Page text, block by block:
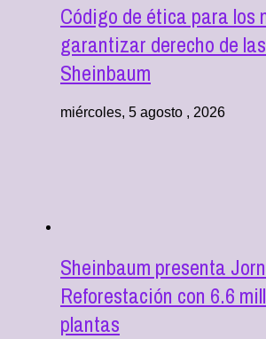
Código de ética para los
garantizar derecho de
Sheinbaum
miércoles, 5 agosto , 2026
Sheinbaum presenta
Reforestación con 6.6
plantas